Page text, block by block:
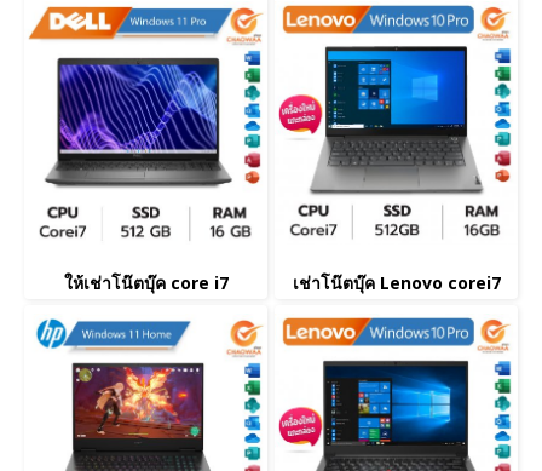
ให้เช่าโน๊ตบุ๊ค core i7 เช่าโน๊ตบุ๊ค Lenovo corei7